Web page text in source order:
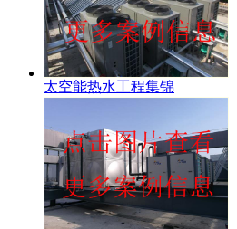
太空能热水工程集锦